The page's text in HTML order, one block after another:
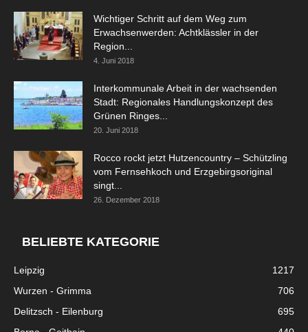
Wichtiger Schritt auf dem Weg zum
Erwachsenwerden: Achtklässler in der
Region...
4. Juni 2018
Interkommunale Arbeit in der wachsenden
Stadt: Regionales Handlungskonzept des
Grünen Ringes...
20. Juni 2018
Rocco rockt jetzt Hutzencountry – Schützling
vom Fernsehkoch und Erzgebirgsoriginal
singt...
26. Dezember 2018
BELIEBTE KATEGORIE
Leipzig
1217
Wurzen - Grimma
706
Delitzsch - Eilenburg
695